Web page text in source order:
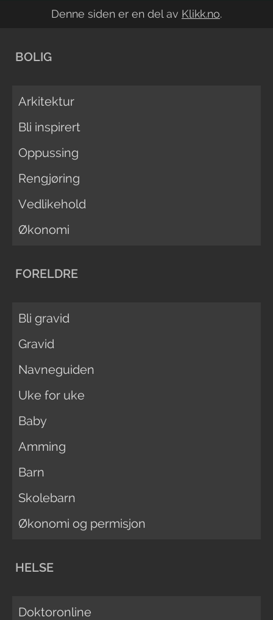
Denne siden er en del av Klikk.no.
BOLIG
Arkitektur
Bli inspirert
Oppussing
Rengjøring
Vedlikehold
Økonomi
FORELDRE
Bli gravid
Gravid
Navneguiden
Uke for uke
Baby
Amming
Barn
Skolebarn
Økonomi og permisjon
HELSE
Doktoronline